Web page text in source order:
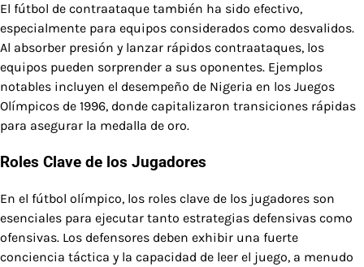
El fútbol de contraataque también ha sido efectivo,
especialmente para equipos considerados como desvalidos.
Al absorber presión y lanzar rápidos contraataques, los
equipos pueden sorprender a sus oponentes. Ejemplos
notables incluyen el desempeño de Nigeria en los Juegos
Olímpicos de 1996, donde capitalizaron transiciones rápidas
para asegurar la medalla de oro.
Roles Clave de los Jugadores
En el fútbol olímpico, los roles clave de los jugadores son
esenciales para ejecutar tanto estrategias defensivas como
ofensivas. Los defensores deben exhibir una fuerte
conciencia táctica y la capacidad de leer el juego, a menudo